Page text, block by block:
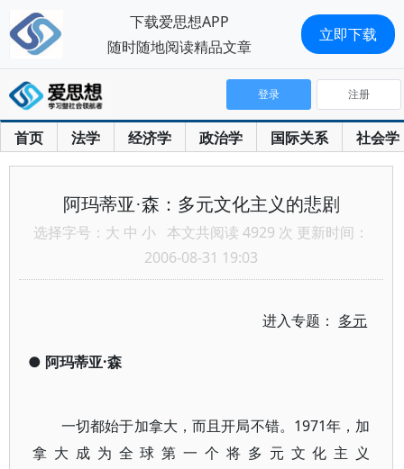
首页 法学 经济学 政治学 国际关系 社会学
登录 注册
阿玛蒂亚·森：多元文化主义的悲剧
选择字号： 大 中 小 本文共阅读 4929 次 更新时间：
2006-08-31 19:03
进入专题： 多元
● 阿玛蒂亚·森
一切都始于加拿大，而且开局不错。1971年，加
拿大成为全球第一个将多元文化主义
下载爱思想APP
随时随地阅读精品文章
立即下载